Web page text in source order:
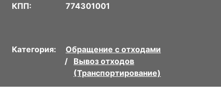
КПП:
774301001
Категория:
Обращение с отходами
Вывоз отходов
(Транспортирование)